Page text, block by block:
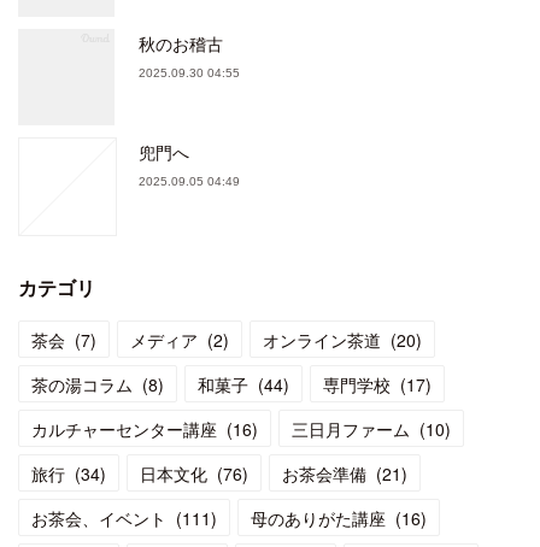
秋のお稽古
2025.09.30 04:55
兜門へ
2025.09.05 04:49
カテゴリ
茶会 (7) メディア (2) オンライン茶道 (20)
茶の湯コラム (8) 和菓子 (44) 専門学校 (17)
カルチャーセンター講座 (16) 三日月ファーム (10)
旅行 (34) 日本文化 (76) お茶会準備 (21)
お茶会、イベント (111) 母のありがた講座 (16)